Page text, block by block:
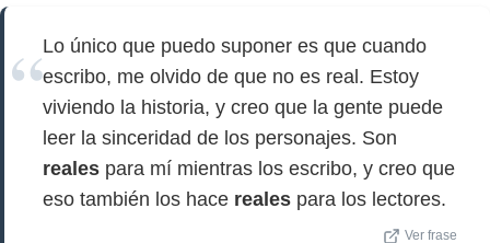
Lo único que puedo suponer es que cuando
escribo, me olvido de que no es real. Estoy
viviendo la historia, y creo que la gente puede
leer la sinceridad de los personajes. Son
reales para mí mientras los escribo, y creo que
eso también los hace reales para los lectores.
Ver frase